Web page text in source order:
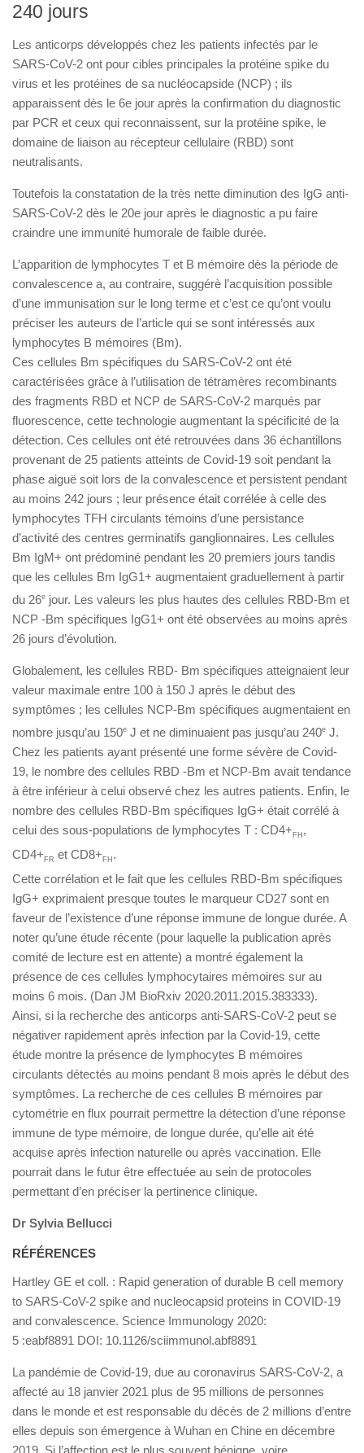
240 jours
Les anticorps développés chez les patients infectés par le
SARS-CoV-2 ont pour cibles principales la protéine spike du
virus et les protéines de sa nucléocapside (NCP) ; ils
apparaissent dès le 6e jour après la confirmation du diagnostic
par PCR et ceux qui reconnaissent, sur la protéine spike, le
domaine de liaison au récepteur cellulaire (RBD) sont
neutralisants.
Toutefois la constatation de la très nette diminution des IgG anti-
SARS-CoV-2 dès le 20e jour après le diagnostic a pu faire
craindre une immunité humorale de faible durée.
L’apparition de lymphocytes T et B mémoire dès la période de
convalescence a, au contraire, suggérè l’acquisition possible
d’une immunisation sur le long terme et c’est ce qu’ont voulu
préciser les auteurs de l’article qui se sont intéressés aux
lymphocytes B mémoires (Bm).
Ces cellules Bm spécifiques du SARS-CoV-2 ont été
caractérisées grâce à l’utilisation de tétramères recombinants
des fragments RBD et NCP de SARS-CoV-2 marqués par
fluorescence, cette technologie augmentant la spécificité de la
détection. Ces cellules ont été retrouvées dans 36 échantillons
provenant de 25 patients atteints de Covid-19 soit pendant la
phase aiguë soit lors de la convalescence et persistent pendant
au moins 242 jours ; leur présence était corrélée à celle des
lymphocytes TFH circulants témoins d’une persistance
d’activité des centres germinatifs ganglionnaires. Les cellules
Bm IgM+ ont prédominé pendant les 20 premiers jours tandis
que les cellules Bm IgG1+ augmentaient graduellement à partir
du 26e jour. Les valeurs les plus hautes des cellules RBD-Bm et
NCP -Bm spécifiques IgG1+ ont été observées au moins après
26 jours d’évolution.
Globalement, les cellules RBD- Bm spécifiques atteignaient leur
valeur maximale entre 100 à 150 J après le début des
symptômes ; les cellules NCP-Bm spécifiques augmentaient en
nombre jusqu’au 150e J et ne diminuaient pas jusqu’au 240e J.
Chez les patients ayant présenté une forme sévère de Covid-
19, le nombre des cellules RBD -Bm et NCP-Bm avait tendance
à être inférieur à celui observé chez les autres patients. Enfin, le
nombre des cellules RBD-Bm spécifiques IgG+ était corrélé à
celui des sous-populations de lymphocytes T : CD4+ FH ,
CD4+ FR et CD8+ FH .
Cette corrélation et le fait que les cellules RBD-Bm spécifiques
IgG+ exprimaient presque toutes le marqueur CD27 sont en
faveur de l’existence d’une réponse immune de longue durée. A
noter qu’une étude récente (pour laquelle la publication après
comité de lecture est en attente) a montré également la
présence de ces cellules lymphocytaires mémoires sur au
moins 6 mois. (Dan JM BioRxiv 2020.2011.2015.383333).
Ainsi, si la recherche des anticorps anti-SARS-CoV-2 peut se
négativer rapidement après infection par la Covid-19, cette
étude montre la présence de lymphocytes B mémoires
circulants détectés au moins pendant 8 mois après le début des
symptômes. La recherche de ces cellules B mémoires par
cytométrie en flux pourrait permettre la détection d’une réponse
immune de type mémoire, de longue durée, qu’elle ait été
acquise après infection naturelle ou après vaccination. Elle
pourrait dans le futur être effectuée au sein de protocoles
permettant d’en préciser la pertinence clinique.
Dr Sylvia Bellucci
RÉFÉRENCES
Hartley GE et coll. : Rapid generation of durable B cell memory
to SARS-CoV-2 spike and nucleocapsid proteins in COVID-19
and convalescence. Science Immunology 2020:
5 :eabf8891 DOI: 10.1126/sciimmunol.abf8891
La pandémie de Covid-19, due au coronavirus SARS-CoV-2, a
affecté au 18 janvier 2021 plus de 95 millions de personnes
dans le monde et est responsable du décès de 2 millions d’entre
elles depuis son émergence à Wuhan en Chine en décembre